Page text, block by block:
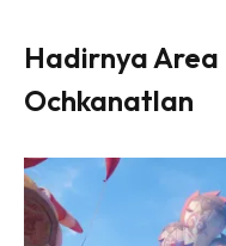
Hadirnya Area
Ochkanatlan